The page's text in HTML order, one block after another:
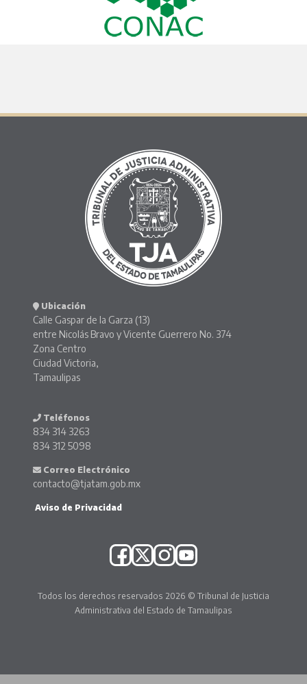
Ubicación
Calle Gaspar de la Garza (13)
entre Nicolás Bravo y Vicente Guerrero No. 374
Zona Centro
Ciudad Victoria,
Tamaulipas
Teléfonos
834 314 3263
834 312 5098
Correo Electrónico
contacto@tjatam.gob.mx
Aviso de Privacidad
Todos los derechos reservados 2026 © Tribunal de Justicia
Administrativa del Estado de Tamaulipas